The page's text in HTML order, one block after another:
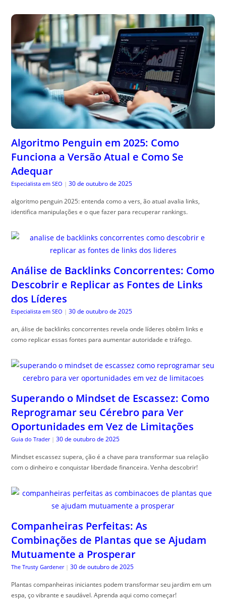
Algoritmo Penguin em 2025: Como
Funciona a Versão Atual e Como Se
Adequar
Especialista em SEO | 30 de outubro de 2025
algoritmo penguin 2025: entenda como a vers, ão atual avalia links,
identifica manipulações e o que fazer para recuperar rankings.
Análise de Backlinks Concorrentes: Como
Descobrir e Replicar as Fontes de Links
dos Líderes
Especialista em SEO | 30 de outubro de 2025
an, álise de backlinks concorrentes revela onde líderes obtêm links e
como replicar essas fontes para aumentar autoridade e tráfego.
Superando o Mindset de Escassez: Como
Reprogramar seu Cérebro para Ver
Oportunidades em Vez de Limitações
Guia do Trader | 30 de outubro de 2025
Mindset escassez supera, ção é a chave para transformar sua relação
com o dinheiro e conquistar liberdade financeira. Venha descobrir!
Companheiras Perfeitas: As
Combinações de Plantas que se Ajudam
Mutuamente a Prosperar
The Trusty Gardener | 30 de outubro de 2025
Plantas companheiras iniciantes podem transformar seu jardim em um
espa, ço vibrante e saudável. Aprenda aqui como começar!